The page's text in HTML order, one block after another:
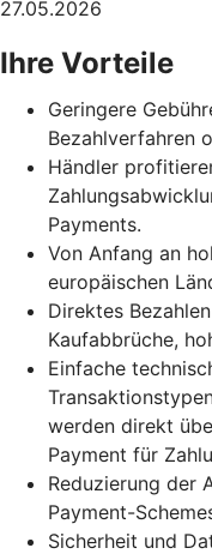
27.05.2026
Ihre Vorteile
Geringere
Bezahlverfahren
Händler
Payments.
Von Anfang an
europäischen
Direktes
Kaufabbrüche,
Einfache
werden direkt
Payment für
Reduzierung der
Payment-
Sicherheit und